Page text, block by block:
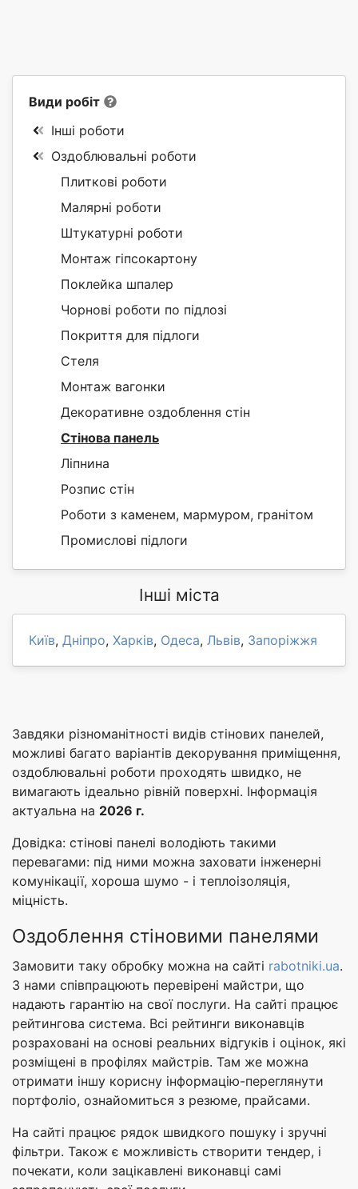
Види робіт
Інші роботи
Оздоблювальні роботи
Плиткові роботи
Малярні роботи
Штукатурні роботи
Монтаж гіпсокартону
Поклейка шпалер
Чорнові роботи по підлозі
Покриття для підлоги
Стеля
Монтаж вагонки
Декоративне оздоблення стін
Стінова панель
Ліпнина
Розпис стін
Роботи з каменем, мармуром, гранітом
Промислові підлоги
Інші міста
Київ, Дніпро, Харків, Одеса, Львів, Запоріжжя
Завдяки різноманітності видів стінових панелей,
можливі багато варіантів декорування приміщення,
оздоблювальні роботи проходять швидко, не
вимагають ідеально рівній поверхні. Інформація
актуальна на 2026 г.
Довідка: стінові панелі володіють такими
перевагами: під ними можна заховати інженерні
комунікації, хороша шумо - і теплоізоляція,
міцність.
Оздоблення стіновими панелями
Замовити таку обробку можна на сайті rabotniki.ua.
З нами співпрацюють перевірені майстри, що
надають гарантію на свої послуги. На сайті працює
рейтингова система. Всі рейтинги виконавців
розраховані на основі реальних відгуків і оцінок, які
розміщені в профілях майстрів. Там же можна
отримати іншу корисну інформацію-переглянути
портфоліо, ознайомиться з резюме, прайсами.
На сайті працює рядок швидкого пошуку і зручні
фільтри. Також є можливість створити тендер, і
почекати, коли зацікавлені виконавці самі